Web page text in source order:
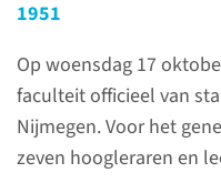
1951
Op woensdag 17
faculteit officieel van
Nijmegen. Voor het
zeven hoogleraren en
sterkt
van een
katholieke
opent de